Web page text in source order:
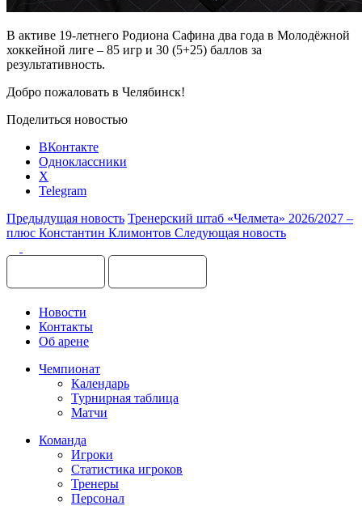
В активе 19-летнего Родиона Сафина два года в Молодёжной
хоккейной лиге – 85 игр и 30 (5+25) баллов за
результативность.
Добро пожаловать в Челябинск!
Поделиться новостью
ВКонтакте
Одноклассники
X
Telegram
Предыдущая новость Тренерский штаб «Челмета» 2026/2027 –
плюс Константин Климонтов Следующая новость
Новости
Контакты
Об арене
Чемпионат
Календарь
Турнирная таблица
Матчи
Команда
Игроки
Статистика игроков
Тренеры
Персонал